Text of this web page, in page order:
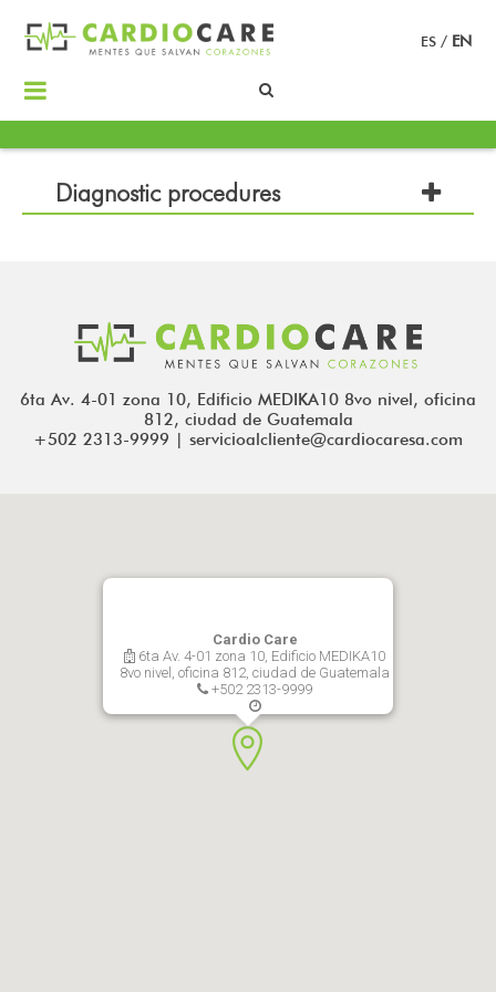
ES / EN
Diagnostic procedures
6ta Av. 4-01 zona 10, Edificio MEDIKA10 8vo nivel, oficina
812, ciudad de Guatemala
+502 2313-9999 | servicioalcliente@cardiocaresa.com
Cardio Care
6ta Av. 4-01 zona 10, Edificio MEDIKA10
8vo nivel, oficina 812, ciudad de Guatemala
+502 2313-9999